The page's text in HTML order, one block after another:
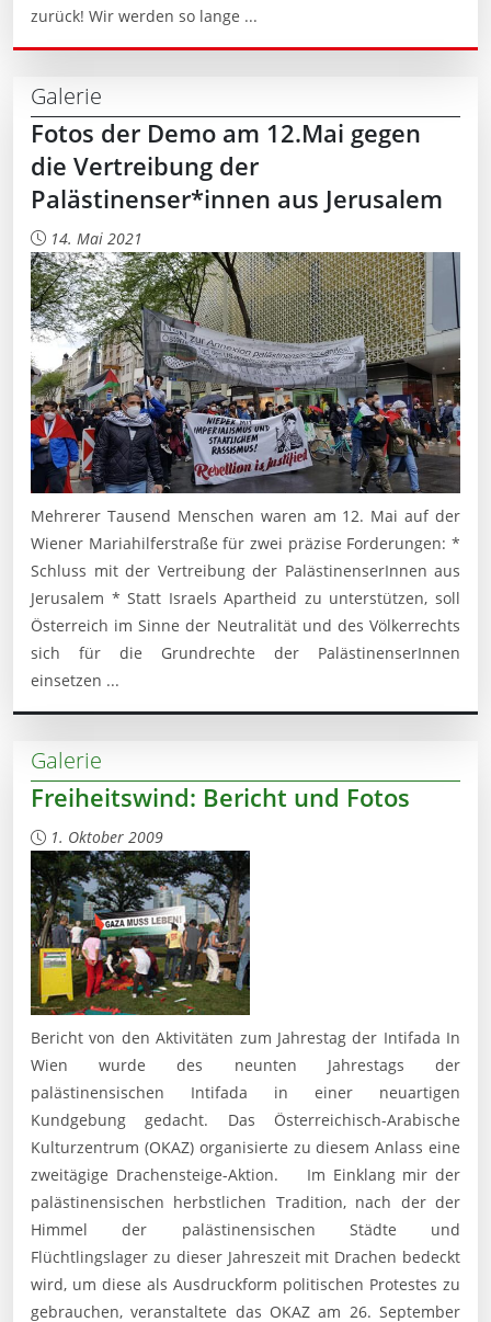
zurück! Wir werden so lange ...
Galerie
Fotos der Demo am 12.Mai gegen
die Vertreibung der
Palästinenser*innen aus Jerusalem
14. Mai 2021
Mehrerer Tausend Menschen waren am 12. Mai auf der
Wiener Mariahilferstraße für zwei präzise Forderungen: *
Schluss mit der Vertreibung der PalästinenserInnen aus
Jerusalem * Statt Israels Apartheid zu unterstützen, soll
Österreich im Sinne der Neutralität und des Völkerrechts
sich für die Grundrechte der PalästinenserInnen
einsetzen ...
Galerie
Freiheitswind: Bericht und Fotos
1. Oktober 2009
Bericht von den Aktivitäten zum Jahrestag der Intifada In
Wien wurde des neunten Jahrestags der
palästinensischen Intifada in einer neuartigen
Kundgebung gedacht. Das Österreichisch-Arabische
Kulturzentrum (OKAZ) organisierte zu diesem Anlass eine
zweitägige Drachensteige-Aktion. Im Einklang mir der
palästinensischen herbstlichen Tradition, nach der der
Himmel der palästinensischen Städte und
Flüchtlingslager zu dieser Jahreszeit mit Drachen bedeckt
wird, um diese als Ausdruckform politischen Protestes zu
gebrauchen, veranstaltete das OKAZ am 26. September